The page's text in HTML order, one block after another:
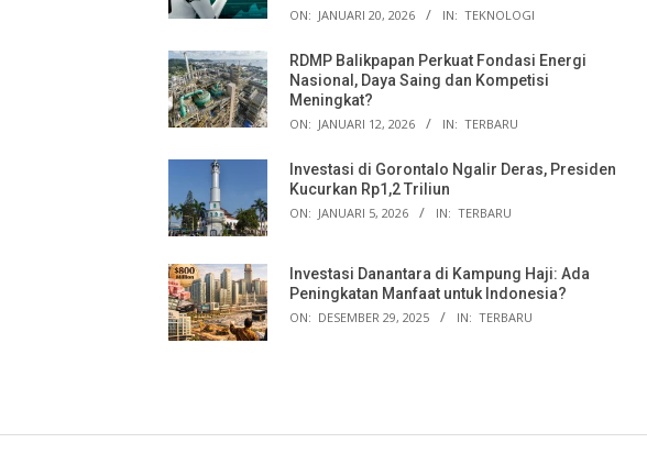
ON: JANUARI 20, 2026 IN: TEKNOLOGI
RDMP Balikpapan Perkuat Fondasi Energi
Nasional, Daya Saing dan Kompetisi
Meningkat?
ON: JANUARI 12, 2026 IN: TERBARU
Investasi di Gorontalo Ngalir Deras, Presiden
Kucurkan Rp1,2 Triliun
ON: JANUARI 5, 2026 IN: TERBARU
Investasi Danantara di Kampung Haji: Ada
Peningkatan Manfaat untuk Indonesia?
ON: DESEMBER 29, 2025 IN: TERBARU